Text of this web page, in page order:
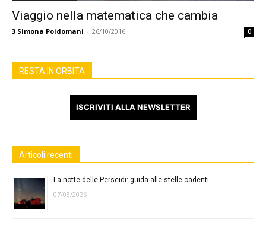
Viaggio nella matematica che cambia
3 Simona Poidomani - 26/10/2016 0
RESTA IN ORBITA
ISCRIVITI ALLA NEWSLETTER
Articoli recenti
La notte delle Perseidi: guida alle stelle cadenti
07/08/2026